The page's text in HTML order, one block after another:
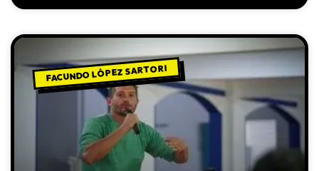
FACUNDO LÓPEZ SARTORI